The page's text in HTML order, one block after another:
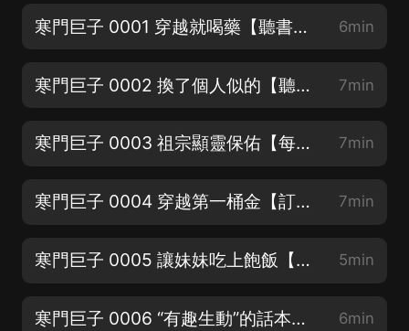
寒門巨子 0001 穿越就喝藥【聽書領紅包啦⭐】 6min
寒門巨子 0002 換了個人似的【聽書，評論都能領紅包⭐】 7min
寒門巨子 0003 祖宗顯靈保佑【每天爆更中⭐xiongmao386】 7min
寒門巨子 0004 穿越第一桶金【訂閱評論更多爆更⭐xiongmao386】 7min
寒門巨子 0005 讓妹妹吃上飽飯【活動⭐xiongmao386】 5min
寒門巨子 0006 “有趣生動”的話本小說【沉靜式穿越⭐越聽越爽】 6min